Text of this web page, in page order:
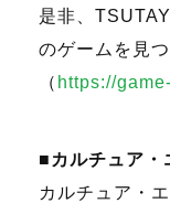
是非、
のゲームを見
（ https://
■カルチュア・
カルチュア・